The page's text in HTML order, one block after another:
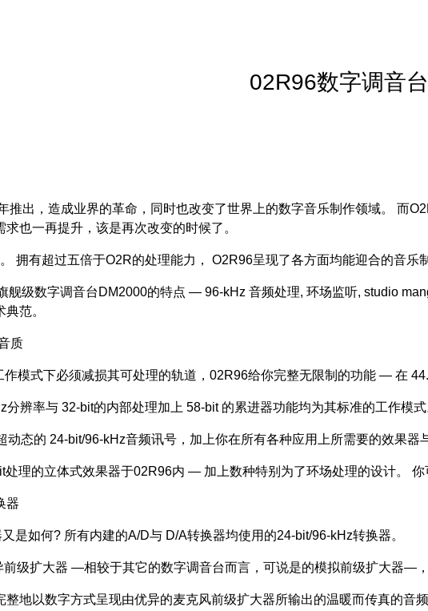
02R96数字调音台
推出，造成业界的革命，同时也改变了世界上的数字音乐制作领域。 而
也一再提升，该是再次改变的时候了。
拥有超过五倍于O2R的处理能力， O2R96呈现了各方面均能迎合的音乐
舰级数字调音台DM2000的特点 — 96-kHz 音频处理, 环场监听, studio
范。
质
模式下必须减损其可处理的轨道，02R96给你完整无限制的功能 — 在
分辨率与 32-bit的内部处理加上 58-bit 的累进器功能均为其标准的工作模式
动态的 24-bit/96-kHz音频讯号，加上你在所有各种应用上所需要的效果器
处理的立体式效果器于02R96内 — 加上数种特别为了环场处理的设计。 你
器
是如何? 所有内建的A/D与 D/A转换器均使用的24-bit/96-kHz转换器。
级扩大器 —相较于其它的数字调音台而言，可说是的模拟前级扩大器—
地以数字方式呈现由优异的麦克风前级扩大器所输出的温暖而传真的音频